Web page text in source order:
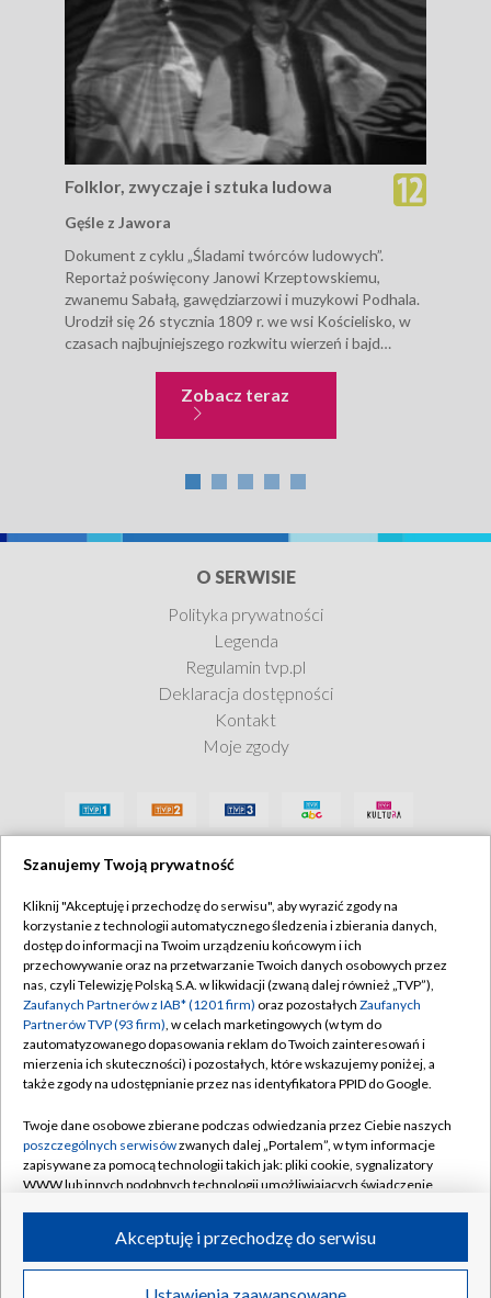
Folklor, zwyczaje i sztuka ludowa
Gęśle z Jawora
Dokument z cyklu „Śladami twórców ludowych”.
Reportaż poświęcony Janowi Krzeptowskiemu,
zwanemu Sabałą, gawędziarzowi i muzykowi Podhala.
Urodził się 26 stycznia 1809 r. we wsi Kościelisko, w
czasach najbujniejszego rozkwitu wierzeń i bajd
Sabała od najmłodszych...Zobacz terazFolklor, zwyczaje i
O SERWISIE
Polityka prywatności
Legenda
Regulamin tvp.pl
Deklaracja dostępności
Kontakt
Moje zgody
Szanujemy Twoją prywatność
Kliknij "Akceptuję i przechodzę do serwisu", aby wyrazić zgody na
korzystanie z technologii automatycznego śledzenia i zbierania danych,
dostęp do informacji na Twoim urządzeniu końcowym i ich
przechowywanie oraz na przetwarzanie Twoich danych osobowych przez
nas, czyli Telewizję Polską S.A. w likwidacji (zwaną dalej również „TVP”),
Zaufanych Partnerów z IAB* (1201 firm) oraz pozostałych Zaufanych
Partnerów TVP (93 firm), w celach marketingowych (w tym do
zautomatyzowanego dopasowania reklam do Twoich zainteresowań i
mierzenia ich skuteczności) i pozostałych, które wskazujemy poniżej, a
także zgody na udostępnianie przez nas identyfikatora PPID do Google.
Twoje dane osobowe zbierane podczas odwiedzania przez Ciebie naszych
poszczególnych serwisówzwanych dalej „Portalem”, w tym informacje
zapisywane za pomocą technologii takich jak: pliki cookie, sygnalizatory
WWW lub innych podobnych technologii umożliwiających świadczenie
ruchu w Internecie.
Twoje dane osobowe zbierane podczas odwiedzania przez Ciebie
Akceptuję i przechodzę do serwisu